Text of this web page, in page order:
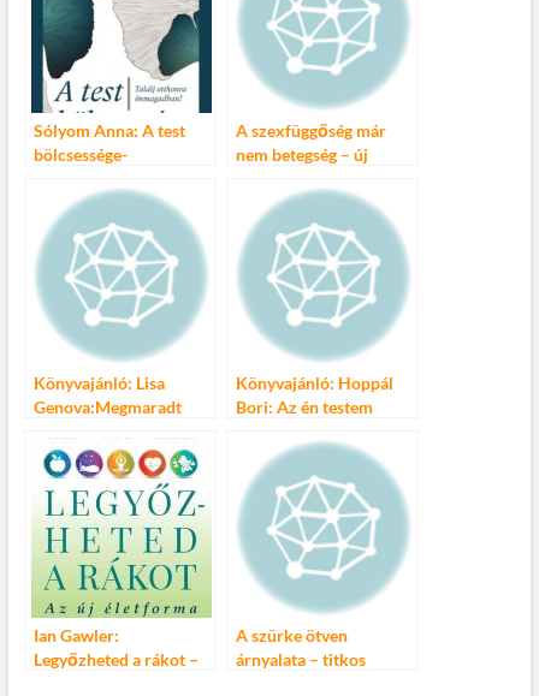
Sólyom Anna: A test
bölcsessége-
egyéb újdonságok
A szexfüggőség már
nem betegség – új
Könyvajánló: Lisa
Genova:Megmaradt
Könyvajánló: Hoppál
Bori: Az én testem
Ian Gawler:
Legyőzheted a rákot –
A szürke ötven
árnyalata – titkos